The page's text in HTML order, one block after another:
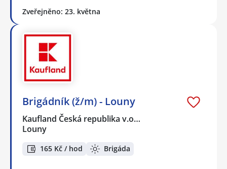
Zveřejněno: 23. května
Brigádník (ž/m) - Louny
Kaufland Česká republika v.o…
Louny
165 Kč / hod Brigáda